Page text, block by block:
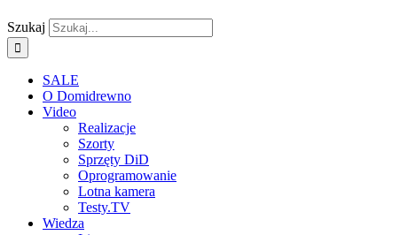
Szukaj
SALE
O Domidrewno
Video
Realizacje
Szorty
Sprzęty DiD
Oprogramowanie
Lotna kamera
Testy.TV
Wiedza